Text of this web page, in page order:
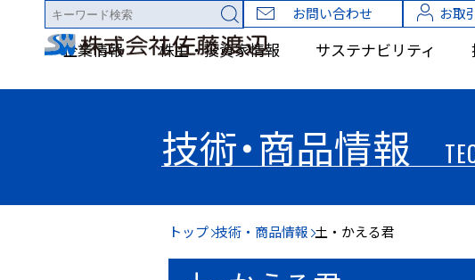
お問い合わせ お取
企業情報 株主・投資家情報 サステナビリティ
技術・商品情報
トップ 技術・商品情報 土・かえる君